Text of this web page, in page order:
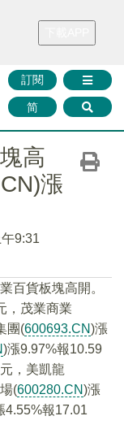
財華證券 媒體矩陣
訂閱
简
高
漲
9:31
百貨板塊高開。
，茂業商業
團(600693.CN)漲
)漲9.97%報10.59
，美凱龍
(600280.CN)漲
4.55%報17.01